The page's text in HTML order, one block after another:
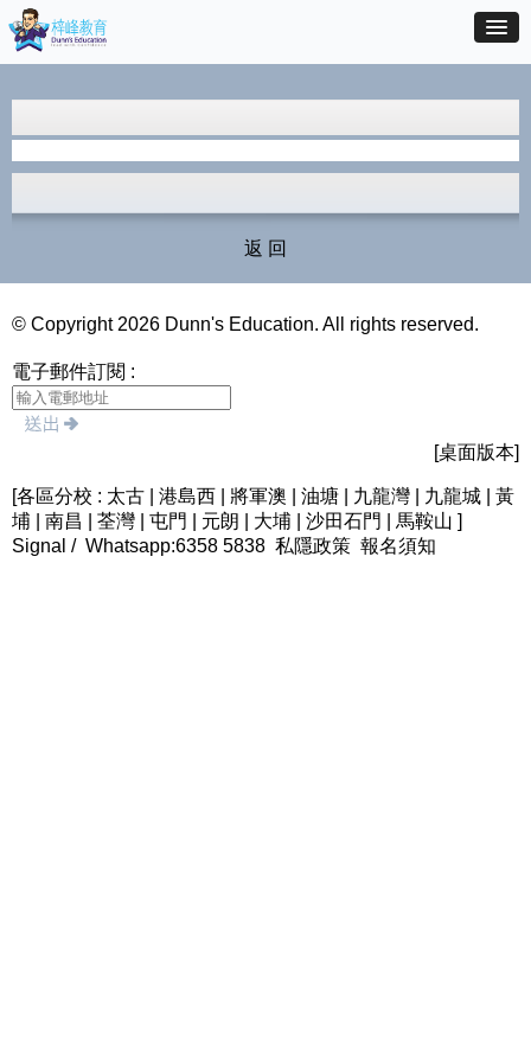
返 回
© Copyright 2026 Dunn's Education. All rights reserved.
電子郵件訂閱 :
[桌面版本]
[各區分校 : 太古 | 港島西 | 將軍澳 | 油塘 | 九龍灣 | 九龍城 | 黃
埔 | 南昌 | 荃灣 | 屯門 | 元朗 | 大埔 | 沙田石門 | 馬鞍山 ]
Signal / Whatsapp:6358 5838 私隱政策 報名須知